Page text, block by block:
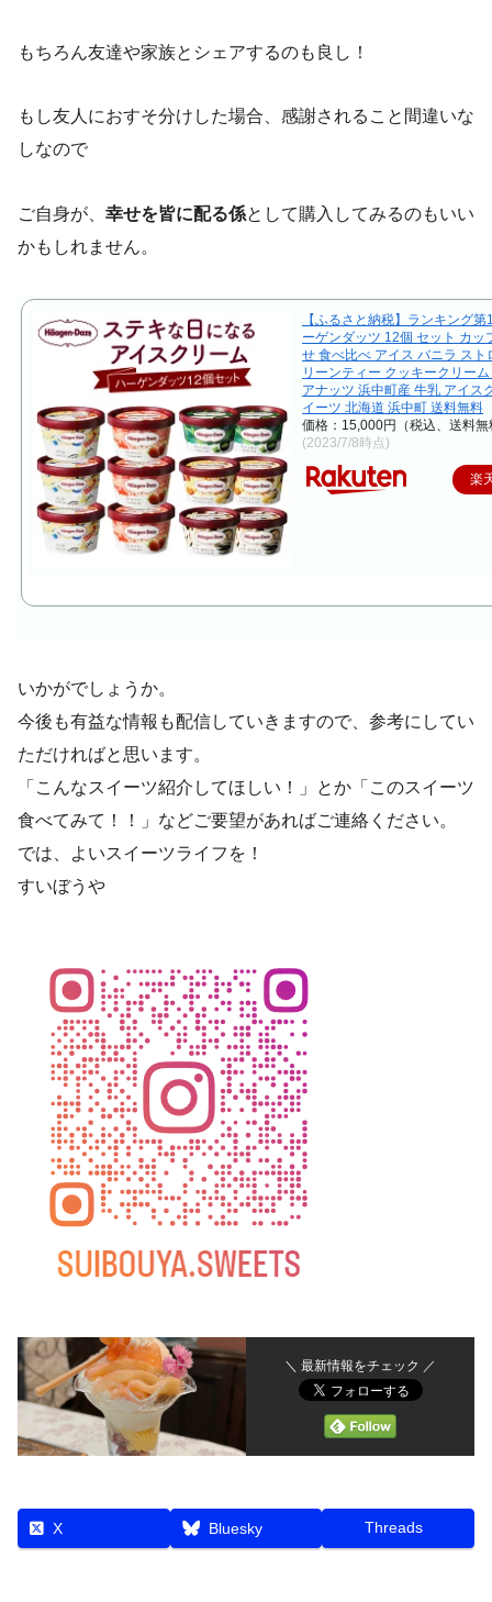
もちろん友達や家族とシェアするのも良し！
もし友人におすそ分けした場合、感謝されること間違いな
しなので
ご自身が、 幸せを皆に配る係として購入してみるのもいい
かもしれません。
【ふるさと納税】ランキング第
ーゲンダッツ 12個 セット カッ
せ 食べ比べ アイス バニラ スト
リーンティー クッキークリー
アナッツ 浜中町産 牛乳 アイス
イーツ 北海道 浜中町 送料無料
価格：15,000円（税込、送料無
(2023/7/8時点)
楽
いかがでしょうか。
今後も有益な情報も配信していきますので、参考にしてい
ただければと思います。
「こんなスイーツ紹介してほしい！」とか「このスイーツ
食べてみて！！」などご要望があればご連絡ください。
では、よいスイーツライフを！
すいぼうや
＼ 最新情報をチェック ／
X Bluesky Threads